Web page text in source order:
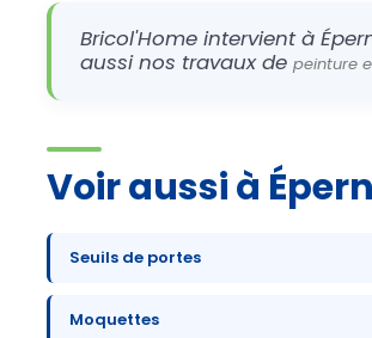
Bricol'Home intervient à
aussi nos travaux de peinture
Voir aussi à
Seuils de portes
Moquettes